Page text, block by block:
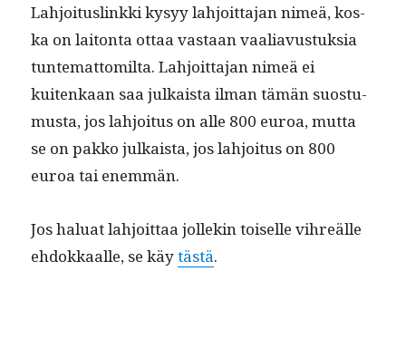
Lahjoi­tuslink­ki kysyy lahjoit­ta­jan nimeä, kos­
ka on laiton­ta ottaa vas­taan vaali­avus­tuk­sia
tun­tem­at­tomil­ta. Lahjoit­ta­jan nimeä ei
kuitenkaan saa julka­ista ilman tämän suos­tu­
mus­ta, jos lahjoi­tus on alle 800 euroa, mut­ta
se on pakko julka­ista, jos lahjoi­tus on 800
euroa tai enemmän.
Jos halu­at lahjoit­taa jollekin toiselle vihreälle
ehdokkaalle, se käytästä.